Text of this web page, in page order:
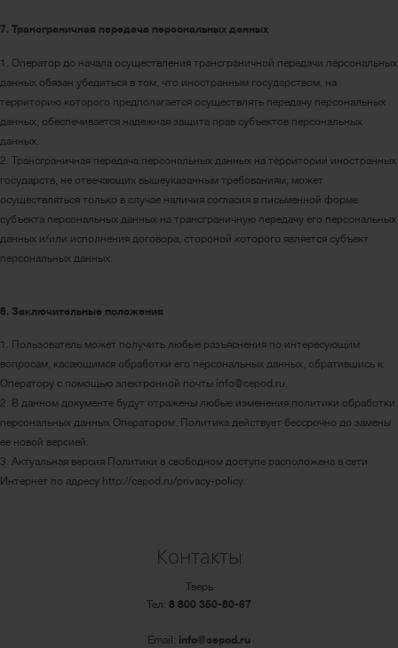
7. Трансграничная передача персональных данных
1. Оператор до начала осуществления трансграничной передачи персональных
данных обязан убедиться в том, что иностранным государством, на
территорию которого предполагается осуществлять передачу персональных
данных, обеспечивается надежная защита прав субъектов персональных
данных.
2. Трансграничная передача персональных данных на территории иностранных
государств, не отвечающих вышеуказанным требованиям, может
осуществляться только в случае наличия согласия в письменной форме
субъекта персональных данных на трансграничную передачу его персональных
данных и/или исполнения договора, стороной которого является субъект
персональных данных.
8. Заключительные положения
1. Пользователь может получить любые разъяснения по интересующим
вопросам, касающимся обработки его персональных данных, обратившись к
Оператору с помощью электронной почты info@cepod.ru.
2. В данном документе будут отражены любые изменения политики обработки
персональных данных Оператором. Политика действует бессрочно до замены
ее новой версией.
3. Актуальная версия Политики в свободном доступе расположена в сети
Интернет по адресу http://cepod.ru/privacy-policy.
Контакты
Тверь
Тел: 8 800 350-80-67
Email: info@cepod.ru